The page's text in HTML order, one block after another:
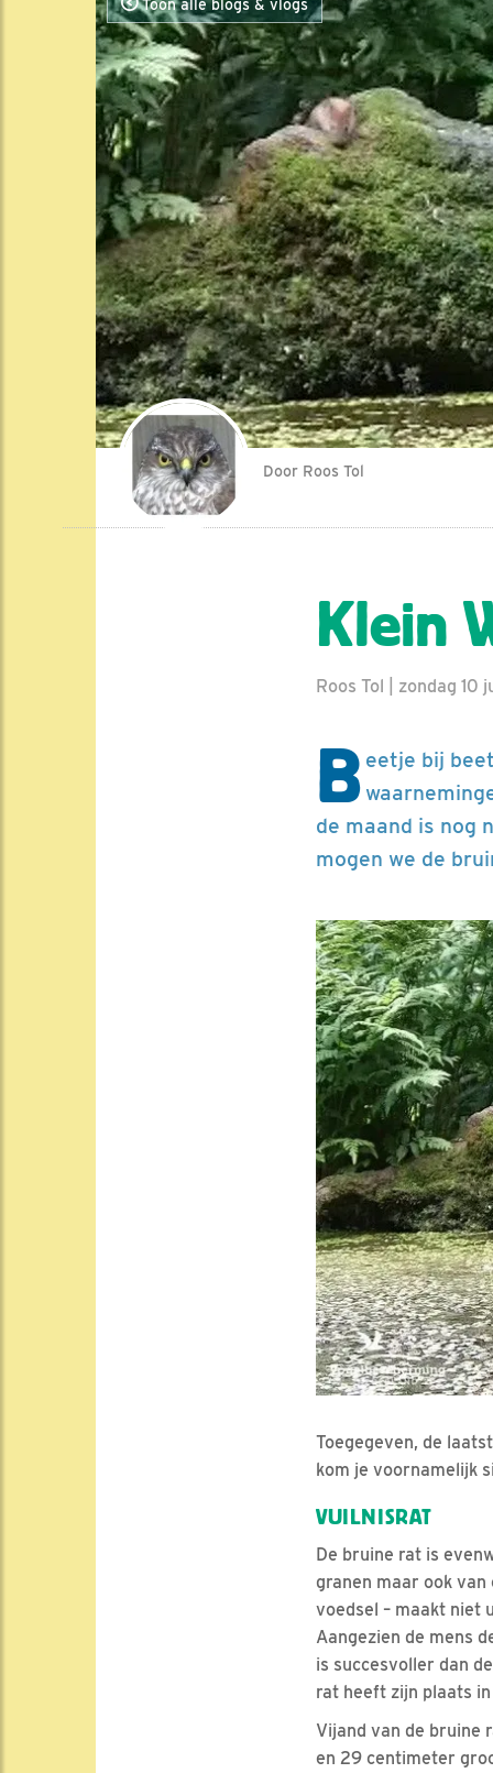
Toon alle blogs & vlogs
Door Roos Tol
Klein
Roos Tol | zondag 10
B eetje bij
de maand is nog
mogen we de
Toegegeven, de
kom je voornamelijk
VUILNISRAT
De bruine rat is
granen maar ook
voedsel – maakt niet
Aangezien de mens
is succesvoller dan
rat heeft zijn plaats
Vijand van de bruine
en 29 centimeter